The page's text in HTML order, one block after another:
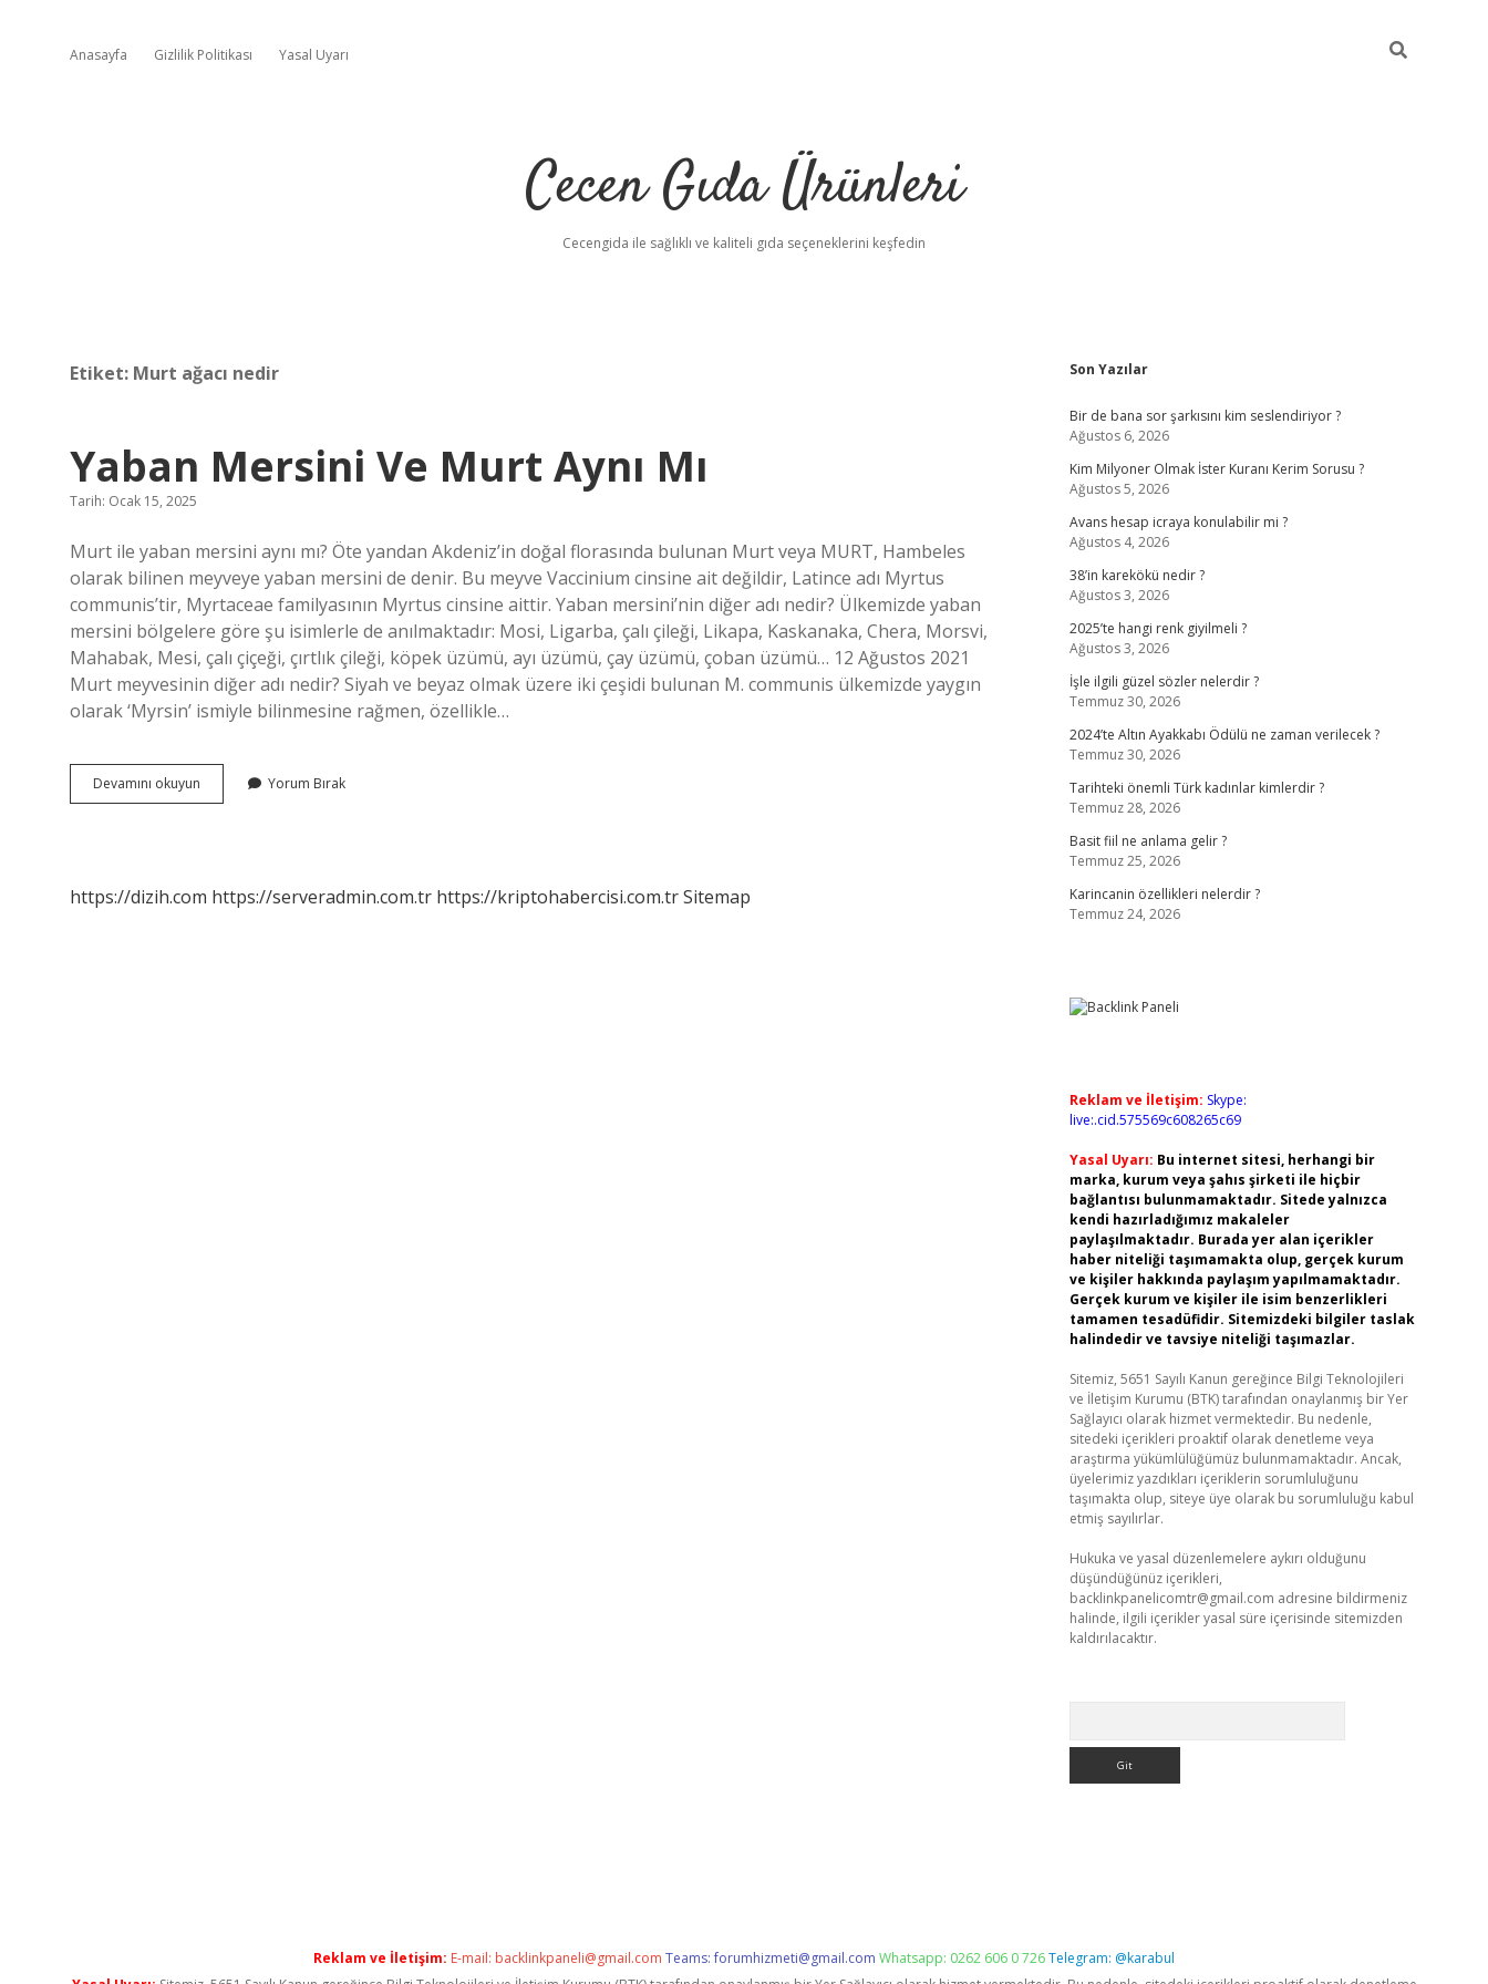
Anasayfa Gizlilik Politikası Yasal Uyarı
Cecen Gıda Ürünleri
Cecengida ile sağlıklı ve kaliteli gıda seçeneklerini keşfedin
Etiket: Murt ağacı nedir
Yaban Mersini Ve Murt Aynı Mı
Tarih: Ocak 15, 2025
Murt ile yaban mersini aynı mı? Öte yandan Akdeniz’in doğal florasında bulunan Murt veya MURT, Hambeles
olarak bilinen meyveye yaban mersini de denir. Bu meyve Vaccinium cinsine ait değildir, Latince adı Myrtus
communis’tir, Myrtaceae familyasının Myrtus cinsine aittir. Yaban mersini’nin diğer adı nedir? Ülkemizde yaban
mersini bölgelere göre şu isimlerle de anılmaktadır: Mosi, Ligarba, çalı çileği, Likapa, Kaskanaka, Chera, Morsvi,
Mahabak, Mesi, çalı çiçeği, çırtlık çileği, köpek üzümü, ayı üzümü, çay üzümü, çoban üzümü… 12 Ağustos 2021
Murt meyvesinin diğer adı nedir? Siyah ve beyaz olmak üzere iki çeşidi bulunan M. communis ülkemizde yaygın
olarak ‘Myrsin’ ismiyle bilinmesine rağmen, özellikle…
Devamını okuyun
Mersini
Yorum Bırak
https://dizih.com https://serveradmin.com.tr https://kriptohabercisi.com.trSitemap
Sidebar
Son Yazılar
Bir de bana sor şarkısını kim seslendiriyor ?
Ağustos 6, 2026
Kim Milyoner Olmak İster Kuranı Kerim Sorusu ?
Ağustos 5, 2026
Avans hesap icraya konulabilir mi ?
Ağustos 4, 2026
38’in karekökü nedir ?
Ağustos 3, 2026
2025’te hangi renk giyilmeli ?
Ağustos 3, 2026
İşle ilgili güzel sözler nelerdir ?
Temmuz 30, 2026
2024’te Altın Ayakkabı Ödülü ne zaman verilecek ?
Temmuz 30, 2026
Tarihteki önemli Türk kadınlar kimlerdir ?
Temmuz 28, 2026
Basit fiil ne anlama gelir ?
Temmuz 25, 2026
Karincanin özellikleri nelerdir ?
Temmuz 24, 2026
Reklam ve İletişim: Skype:
live:.cid.575569c608265c69
Yasal Uyarı: Bu internet sitesi, herhangi bir
marka, kurum veya şahıs şirketi ile hiçbir
bağlantısı bulunmamaktadır. Sitede yalnızca
kendi hazırladığımız makaleler
paylaşılmaktadır. Burada yer alan içerikler
haber niteliği taşımamakta olup, gerçek kurum
ve kişiler hakkında paylaşım yapılmamaktadır.
Gerçek kurum ve kişiler ile isim benzerlikleri
tamamen tesadüfidir. Sitemizdeki bilgiler taslak
halindedir ve tavsiye niteliği taşımazlar.
Sitemiz, 5651 Sayılı Kanun gereğince Bilgi Teknolojileri
ve İletişim Kurumu (BTK) tarafından onaylanmış bir Yer
Sağlayıcı olarak hizmet vermektedir. Bu nedenle,
sitedeki içerikleri proaktif olarak denetleme veya
araştırma yükümlülüğümüz bulunmamaktadır. Ancak,
üyelerimiz yazdıkları içeriklerin sorumluluğunu
taşımakta olup, siteye üye olarak bu sorumluluğu kabul
etmiş sayılırlar.
Hukuka ve yasal düzenlemelere aykırı olduğunu
düşündüğünüz içerikleri,
backlinkpanelicomtr@gmail.com adresine bildirmeniz
halinde, ilgili içerikler yasal süre içerisinde sitemizden
kaldırılacaktır.
Reklam ve İletişim: E-mail: backlinkpaneli@gmail.com Teams:forumhizmeti@gmail.com Whatsapp: 0262 606 0 726Telegram: @karabul